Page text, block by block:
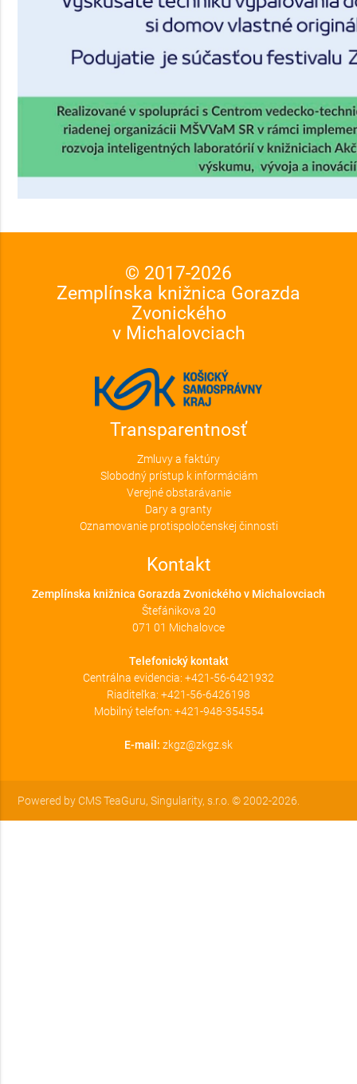
© 2017-2026
Zemplínska knižnica Gorazda
Zvonického
v Michalovciach
Transparentnosť
Zmluvy a faktúry
Slobodný prístup k informáciám
Verejné obstarávanie
Dary a granty
Oznamovanie protispoločenskej činnosti
Kontakt
Zemplínska knižnica Gorazda Zvonického v Michalovciach
Štefánikova 20
071 01 Michalovce
Telefonický kontakt
Centrálna evidencia: +421-56-6421932
Riaditeľka: +421-56-6426198
Mobilný telefon: +421-948-354554
E-mail: zkgz@zkgz.sk
Powered by CMS TeaGuru, Singularity, s.r.o. © 2002-2026.